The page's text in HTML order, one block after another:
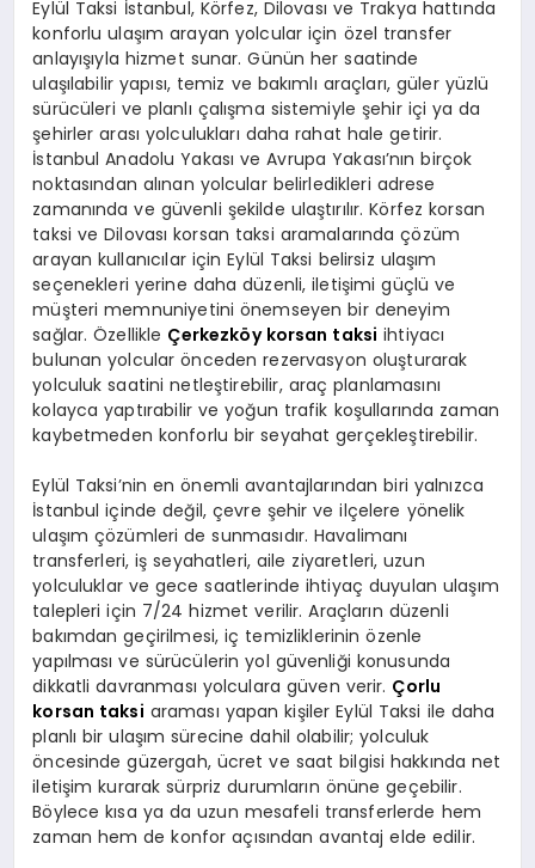
Eylül Taksi İstanbul, Körfez, Dilovası ve Trakya hattında
konforlu ulaşım arayan yolcular için özel transfer
anlayışıyla hizmet sunar. Günün her saatinde
ulaşılabilir yapısı, temiz ve bakımlı araçları, güler yüzlü
sürücüleri ve planlı çalışma sistemiyle şehir içi ya da
şehirler arası yolculukları daha rahat hale getirir.
İstanbul Anadolu Yakası ve Avrupa Yakası’nın birçok
noktasından alınan yolcular belirledikleri adrese
zamanında ve güvenli şekilde ulaştırılır. Körfez korsan
taksi ve Dilovası korsan taksi aramalarında çözüm
arayan kullanıcılar için Eylül Taksi belirsiz ulaşım
seçenekleri yerine daha düzenli, iletişimi güçlü ve
müşteri memnuniyetini önemseyen bir deneyim
sağlar. Özellikle Çerkezköy korsan taksi ihtiyacı
bulunan yolcular önceden rezervasyon oluşturarak
yolculuk saatini netleştirebilir, araç planlamasını
kolayca yaptırabilir ve yoğun trafik koşullarında zaman
kaybetmeden konforlu bir seyahat gerçekleştirebilir.
Eylül Taksi’nin en önemli avantajlarından biri yalnızca
İstanbul içinde değil, çevre şehir ve ilçelere yönelik
ulaşım çözümleri de sunmasıdır. Havalimanı
transferleri, iş seyahatleri, aile ziyaretleri, uzun
yolculuklar ve gece saatlerinde ihtiyaç duyulan ulaşım
talepleri için 7/24 hizmet verilir. Araçların düzenli
bakımdan geçirilmesi, iç temizliklerinin özenle
yapılması ve sürücülerin yol güvenliği konusunda
dikkatli davranması yolculara güven verir. Çorlu
korsan taksi araması yapan kişiler Eylül Taksi ile daha
planlı bir ulaşım sürecine dahil olabilir; yolculuk
öncesinde güzergah, ücret ve saat bilgisi hakkında net
iletişim kurarak sürpriz durumların önüne geçebilir.
Böylece kısa ya da uzun mesafeli transferlerde hem
zaman hem de konfor açısından avantaj elde edilir.